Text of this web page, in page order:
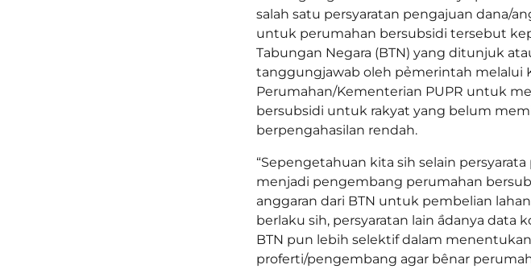
salah satu persyaratan pengajuan dana/
untuk perumahan bersubsidi tersebut
Tabungan Negara (BTN) yang ditunjuk
tanggungjawab oleh pẻmerintah melalui
Perumahan/Kementerian PUPR untuk
bersubsidi untuk rakyat yang belum
berpengahasilan rendah.
“Sepengetahuan kita sih selain
menjadi pengembang perumahan
anggaran dari BTN untuk pembelian
berlaku sih, persyaratan lain ầdanya data
BTN pun lebih selektif dalam
proferti/pengembang agar bênar